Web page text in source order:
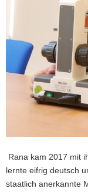
Rana kam 2017 mit
lernte eifrig deutsch
staatlich anerkannte